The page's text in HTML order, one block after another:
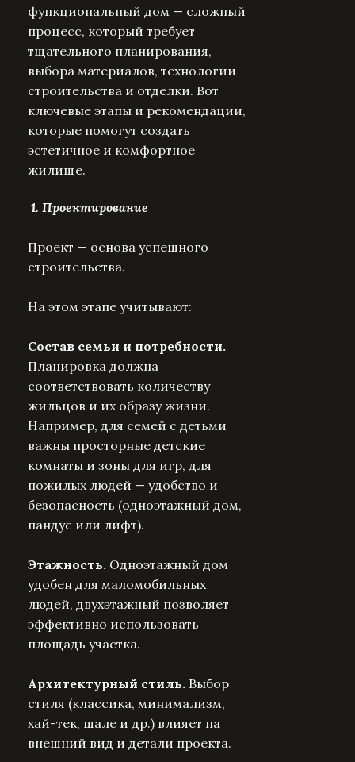
функциональный дом — сложный
процесс, который требует
тщательного планирования,
выбора материалов, технологии
строительства и отделки. Вот
ключевые этапы и рекомендации,
которые помогут создать
эстетичное и комфортное
жилище.
1. Проектирование
Проект — основа успешного
строительства.
На этом этапе учитывают:
Состав семьи и потребности.
Планировка должна
соответствовать количеству
жильцов и их образу жизни.
Например, для семей с детьми
важны просторные детские
комнаты и зоны для игр, для
пожилых людей — удобство и
безопасность (одноэтажный дом,
пандус или лифт).
Этажность. Одноэтажный дом
удобен для маломобильных
людей, двухэтажный позволяет
эффективно использовать
площадь участка.
Архитектурный стиль. Выбор
стиля (классика, минимализм,
хай-тек, шале и др.) влияет на
внешний вид и детали проекта.